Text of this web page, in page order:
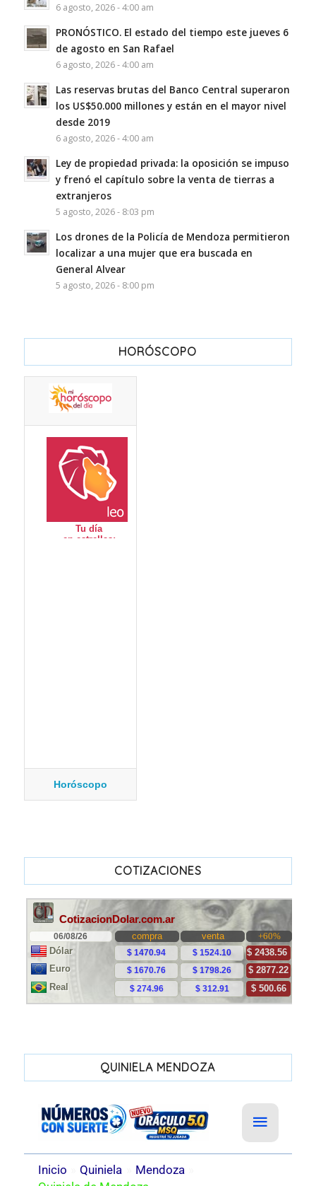
6 agosto, 2026 - 4:00 am
PRONÓSTICO. El estado del tiempo este jueves 6
de agosto en San Rafael
6 agosto, 2026 - 4:00 am
Las reservas brutas del Banco Central superaron
los US$50.000 millones y están en el mayor nivel
desde 2019
6 agosto, 2026 - 4:00 am
Ley de propiedad privada: la oposición se impuso
y frenó el capítulo sobre la venta de tierras a
extranjeros
5 agosto, 2026 - 8:03 pm
Los drones de la Policía de Mendoza permitieron
localizar a una mujer que era buscada en
General Alvear
5 agosto, 2026 - 8:00 pm
HORÓSCOPO
Horóscopo
COTIZACIONES
QUINIELA MENDOZA